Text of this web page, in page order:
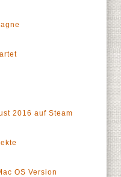
2016 auf Steam
OS Version